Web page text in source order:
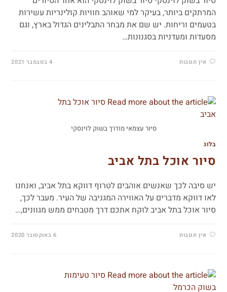
המרתקים ביותר, בעיקר למי שאוהב חוויות קולינריות עשירות
בטעמים וריחות. יש שם את מבחר התבלינים הגדול בארץ, וגם
מסעדות ומעדניות בסגנונות…
אין תגובות 4 בנובמבר 2021
סיור עצמאי מודרך בשוק לוינסקי
בלוג
סיור אוכל בתל אביב
יש סיבה לכך שאנשים אוהבים לטרוף דווקא בתל אביב, ואנחנו
לאו דווקא מדברים על האווירה המגניבה של העיר. מעבר לכך,
סיור אוכל בתל אביב לוקח אתכם דרך מטבחים ממש מגוונים,…
אין תגובות 6 באוקטובר 2020